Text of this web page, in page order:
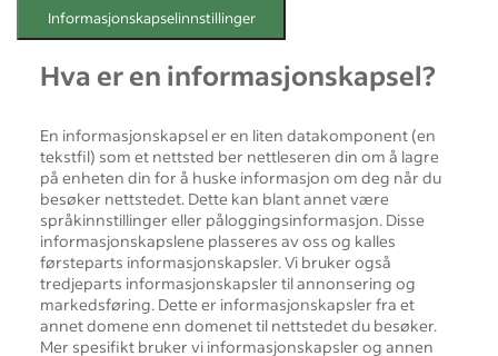
Informasjonskapselinnstillinger
Hva er en informasjonskapsel?
En informasjonskapsel er en liten datakomponent (en
tekstfil) som et nettsted ber nettleseren din om å lagre
på enheten din for å huske informasjon om deg når du
besøker nettstedet. Dette kan blant annet være
språkinnstillinger eller påloggingsinformasjon. Disse
informasjonskapslene plasseres av oss og kalles
førsteparts informasjonskapsler. Vi bruker også
tredjeparts informasjonskapsler til annonsering og
markedsføring. Dette er informasjonskapsler fra et
annet domene enn domenet til nettstedet du besøker.
Mer spesifikt bruker vi informasjonskapsler og annen